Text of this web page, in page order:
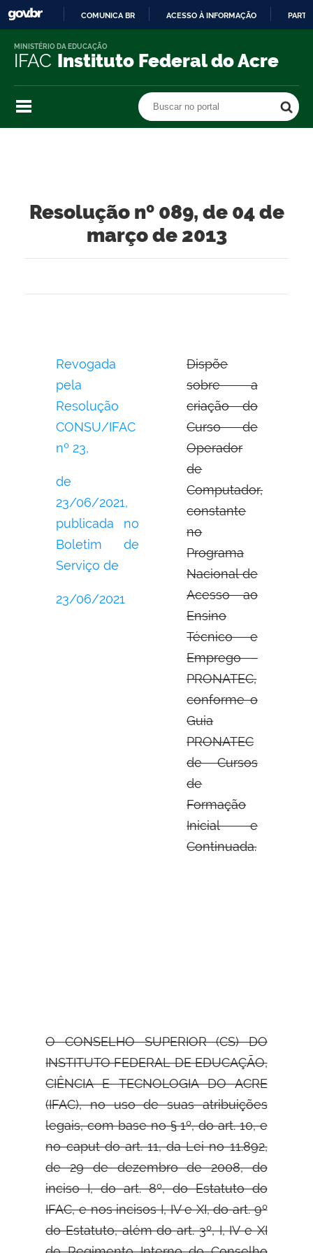
O
COMUNICA BR ACESSO À INFORMAÇÃO
IFAC Instituto Federal do Acre
MINISTÉRIO DA EDUCAÇÃO
Buscar no portal
Resolução nº 089, de 04 de
março de 2013
Revogada
pela
Resolução
CONSU/IFAC
nº 23,
de
23/06/2021,
publicada no
Boletim de
Serviço de
23/06/2021
Dispõe
sobre a
criação do
Curso de
Operador
de
Computador,
constante
no
Programa
Nacional de
Acesso ao
Ensino
Técnico e
Emprego –
PRONATEC,
conforme o
Guia
PRONATEC
de Cursos
de
Formação
Inicial e
Continuada.
O CONSELHO SUPERIOR (CS) DO
INSTITUTO FEDERAL DE EDUCAÇÃO,
CIÊNCIA E TECNOLOGIA DO ACRE
(IFAC), no uso de suasatribuições
legais, com base no § 1º, do art. 10, e
no caput do art. 11, da Lei no 11.892,
de 29 de dezembro de 2008, do
inciso I, do art. 8º, do Estatuto do
IFAC, e nos incisos I, IV e XI, do art. 9º
do Estatuto, além do art. 3º, I, IV e XI